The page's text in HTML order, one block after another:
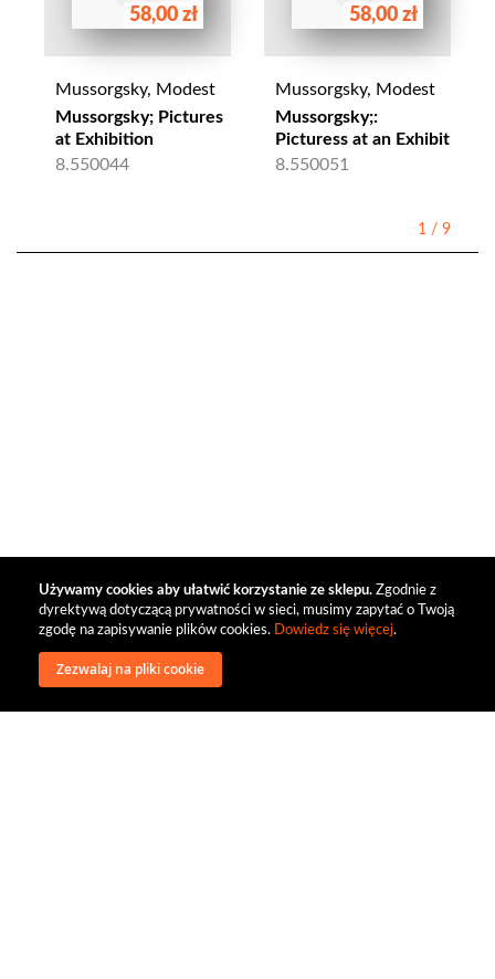
Używamy cookies aby ułatwić korzystanie ze sklepu. Zgodnie z
dyrektywą dotyczącą prywatności w sieci, musimy zapytać o Twoją
zgodę na zapisywanie plików cookies. Dowiedz się więcej.
Zezwalaj na pliki cookie
58,00 zł
Mussorgsky, Modest
Mussorgsky; Pictures
at Exhibition
8.550044
58,00 zł
Mussorgsky, Modest
Mussorgsky;:
Picturess at an Exhibit
8.550051
1 / 9